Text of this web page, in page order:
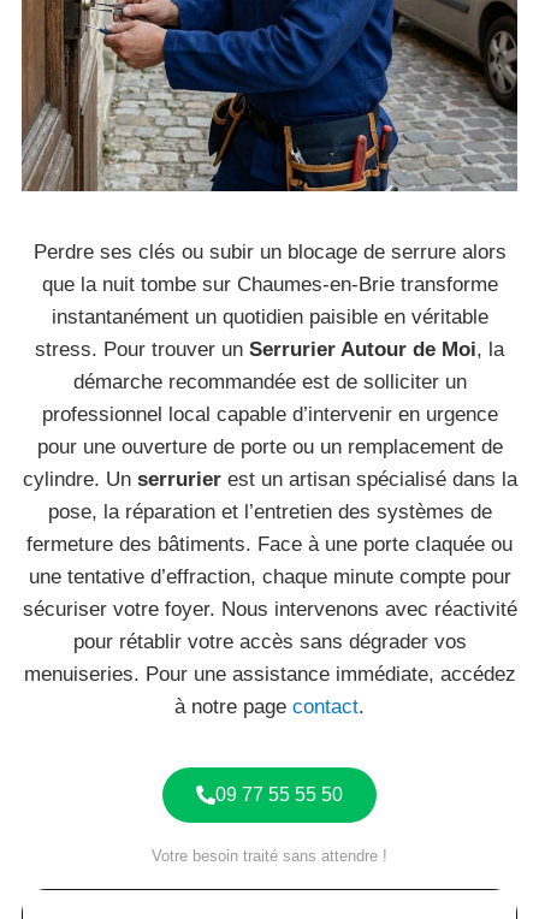
Perdre ses clés ou subir un blocage de serrure alors
que la nuit tombe sur Chaumes-en-Brie transforme
instantanément un quotidien paisible en véritable
stress. Pour trouver un Serrurier Autour de Moi, la
démarche recommandée est de solliciter un
professionnel local capable d’intervenir en urgence
pour une ouverture de porte ou un remplacement de
cylindre. Un serrurierest un artisan spécialisé dans la
pose, la réparation et l’entretien des systèmes de
fermeture des bâtiments. Face à une porte claquée ou
une tentative d’effraction, chaque minute compte pour
sécuriser votre foyer. Nous intervenons avec réactivité
pour rétablir votre accès sans dégrader vos
menuiseries. Pour une assistance immédiate, accédez
à notre page contact.
09 77 55 55 50
Votre besoin traité sans attendre !